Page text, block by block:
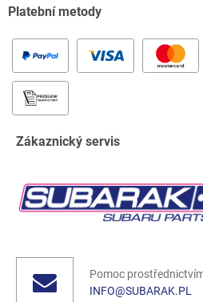
Platební metody
Zákaznický servis
Pomoc
INFO@SUBARAK.PL